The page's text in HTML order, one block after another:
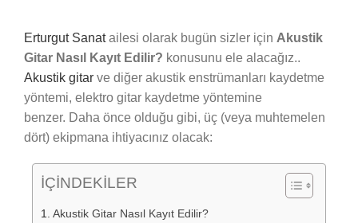
Erturgut Sanatailesi olarak bugün sizler için Akustik
Gitar Nasıl Kayıt Edilir? konusunu ele alacağız..
Akustik gitar ve diğer akustik enstrümanları kaydetme
yöntemi, elektro gitar kaydetme yöntemine
benzer. Daha önce olduğu gibi, üç (veya muhtemelen
dört) ekipmana ihtiyacınız olacak:
İÇİNDEKİLER
Akustik Gitar Nasıl Kayıt Edilir?